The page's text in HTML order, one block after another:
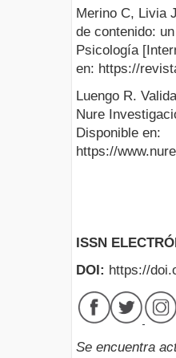
Merino C, Livia
de contenido:
Psicología
en: https://
Luengo R.
Nure
Disponible en:
https://
ISSN
DOI: https://
Se encuentra